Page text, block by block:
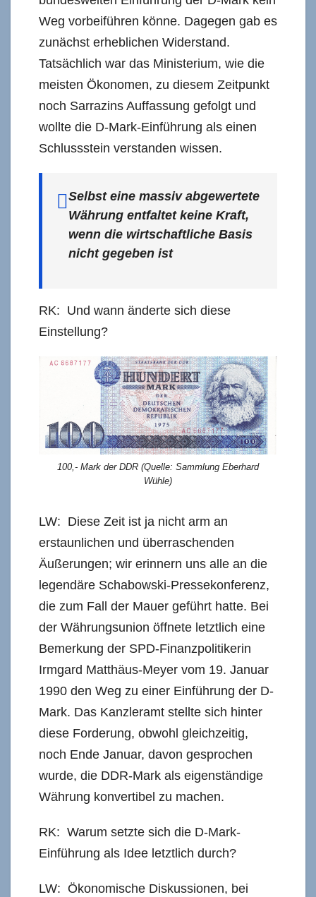
Weg vorbeiführen könne. Dagegen gab es
zunächst erheblichen Widerstand.
Tatsächlich war das Ministerium, wie die
meisten Ökonomen, zu diesem Zeitpunkt
noch Sarrazins Auffassung gefolgt und
wollte die D-Mark-Einführung als einen
Schlussstein verstanden wissen.
Selbst eine massiv abgewertete
Währung entfaltet keine Kraft,
wenn die wirtschaftliche Basis
nicht gegeben ist
RK: Und wann änderte sich diese
Einstellung?
100,- Mark der DDR (Quelle: Sammlung Eberhard
Wühle)
LW: Diese Zeit ist ja nicht arm an
erstaunlichen und überraschenden
Äußerungen; wir erinnern uns alle an die
legendäre Schabowski-Pressekonferenz,
die zum Fall der Mauer geführt hatte. Bei
der Währungsunion öffnete letztlich eine
Bemerkung der SPD-Finanzpolitikerin
Irmgard Matthäus-Meyer vom 19. Januar
1990 den Weg zu einer Einführung der D-
Mark. Das Kanzleramt stellte sich hinter
diese Forderung, obwohl gleichzeitig,
noch Ende Januar, davon gesprochen
wurde, die DDR-Mark als eigenständige
Währung konvertibel zu machen.
RK: Warum setzte sich die D-Mark-
Einführung als Idee letztlich durch?
LW: Ökonomische Diskussionen, bei